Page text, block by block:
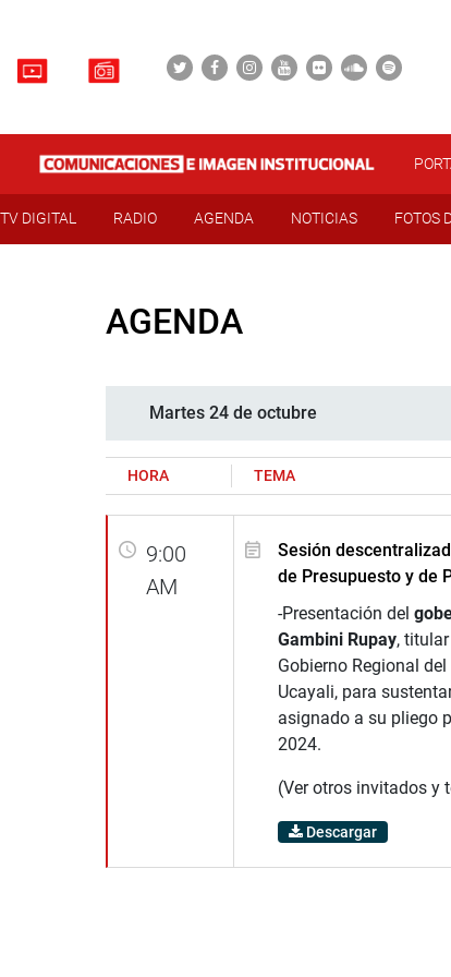
TV DIGITAL RADIO AGENDA NOTICIAS FOTOS
AGENDA
Martes 24 de octubre
HORA TEMA
9:00
AM
Sesión
de Presupuesto y de
-Presentación del
Gambini Rupay,
Gobierno Regional
Ucayali, para
asignado a su pliego
2024.
(Ver otros invitados y
Descargar